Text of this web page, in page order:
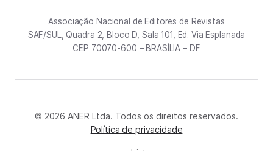
Associação Nacional de Editores de Revistas
SAF/SUL, Quadra 2, Bloco D, Sala 101, Ed. Via Esplanada
CEP 70070-600 – BRASÍLIA – DF
© 2026 ANER Ltda. Todos os direitos reservados.
Política de privacidade